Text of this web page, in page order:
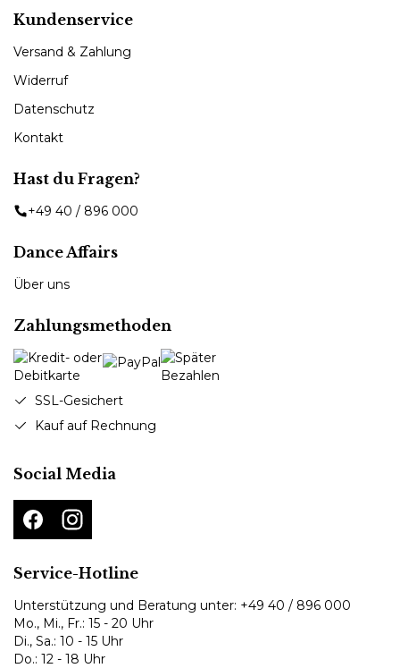
Kundenservice
Versand & Zahlung
Widerruf
Datenschutz
Kontakt
Hast du Fragen?
+49 40 / 896 000
Dance Affairs
Über uns
Zahlungsmethoden
SSL-Gesichert
Kauf auf Rechnung
Social Media
Service-Hotline
Unterstützung und Beratung unter: +49 40 / 896 000
Mo., Mi., Fr.: 15 - 20 Uhr
Di., Sa.: 10 - 15 Uhr
Do.: 12 - 18 Uhr